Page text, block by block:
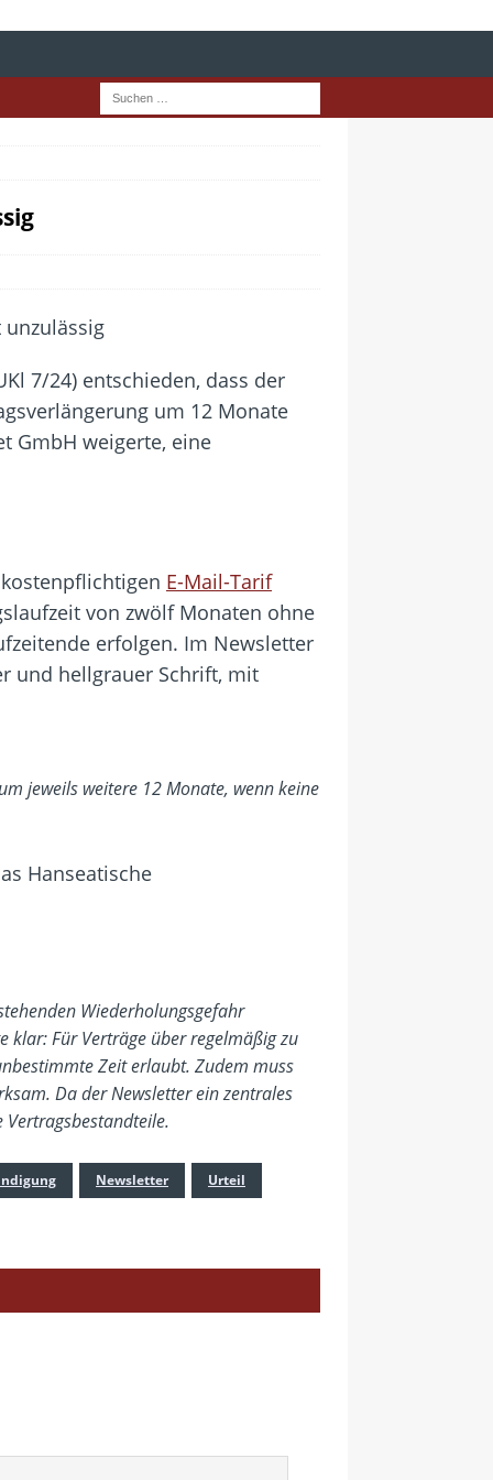
7/24) entschieden, dass der
um 12 Monate
GmbH weigerte, eine
E-Mail-Tarif
von zwölf Monaten ohne
erfolgen. Im Newsletter
und hellgrauer Schrift, mit
jeweils weitere 12 Monate, wenn keine
Hanseatische
Wiederholungsgefahr
klar: Für Verträge über regelmäßig zu
Zeit erlaubt. Zudem muss
Da der Newsletter ein zentrales
Newsletter Urteil